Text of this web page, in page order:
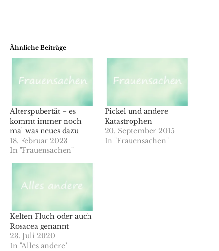
Ähnliche Beiträge
Alterspubertät – es
kommt immer noch
mal was neues dazu
18. Februar 2023
In "Frauensachen"
Pickel und andere
Katastrophen
20. September 2015
In "Frauensachen"
Kelten Fluch oder auch
Rosacea genannt
23. Juli 2020
In "Alles andere"